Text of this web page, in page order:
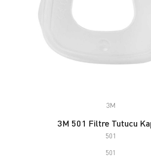
3M
3M 501 Filtre Tutucu
501
501